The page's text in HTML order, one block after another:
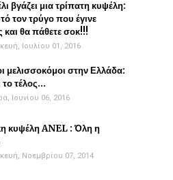
βγάζει μια τρίπατη κυψέλη:
τον τρύγο που έγινε
και θα πάθετε σοκ!!!
Ιουλίου 01, 2016
μελισσοκόμοι στην Ελλάδα:
τέλος...
Ιουνίου 06, 2016
κυψέλη ANEL : Όλη η
Νοεμβρίου 07, 2014